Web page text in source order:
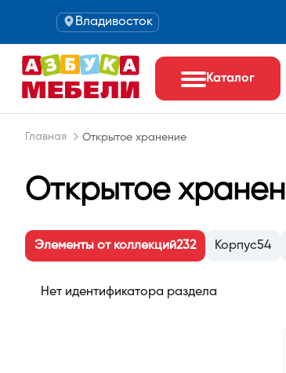
Владивосток
Каталог
Главная Открытое хранение
Открытое
Элементы от коллекций232 Корпус54
Нет идентификатора раздела